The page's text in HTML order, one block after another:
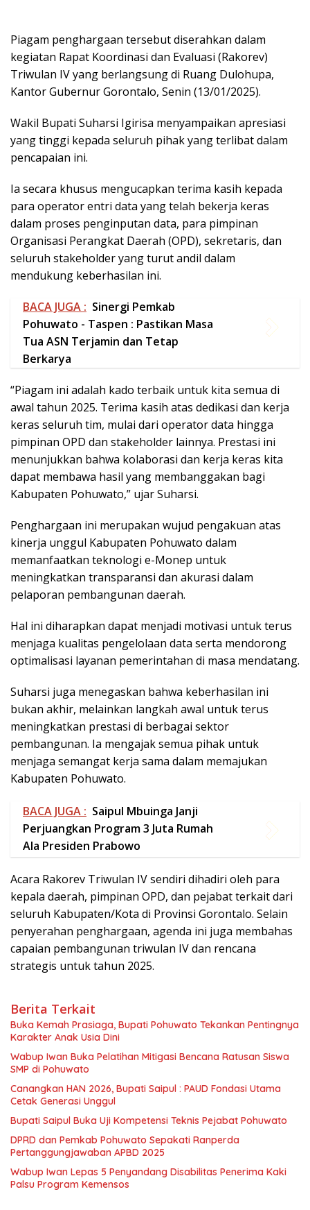
Ia secara khusus mengucapkan terima kasih kepada
para operator entri data yang telah bekerja keras
dalam proses penginputan data, para pimpinan
seluruh stakeholder yang turut andil dalam
mendukung keberhasilan ini.
Pohuwato - Taspen : Pastikan Masa
Tua ASN Terjamin dan Tetap
Berkarya
“Piagam ini adalah kado terbaik untuk kita semua di
awal tahun 2025. Terima kasih atas dedikasi dan kerja
pimpinan OPD dan stakeholder lainnya. Prestasi ini
menunjukkan bahwa kolaborasi dan kerja keras kita
dapat membawa hasil yang membanggakan bagi
Kabupaten Pohuwato,” ujar Suharsi.
Penghargaan ini merupakan wujud pengakuan atas
kinerja unggul Kabupaten Pohuwato dalam
memanfaatkan teknologi e-Monep untuk
meningkatkan transparansi dan akurasi dalam
pelaporan pembangunan daerah.
Hal ini diharapkan dapat menjadi motivasi untuk terus
optimalisasi layanan pemerintahan di masa mendatang.
Suharsi juga menegaskan bahwa keberhasilan ini
bukan akhir, melainkan langkah awal untuk terus
meningkatkan prestasi di berbagai sektor
menjaga semangat kerja sama dalam memajukan
Kabupaten Pohuwato.
Perjuangkan Program 3 Juta Rumah
Ala Presiden Prabowo
Acara Rakorev Triwulan IV sendiri dihadiri oleh para
kepala daerah, pimpinan OPD, dan pejabat terkait dari
seluruh Kabupaten/Kota di Provinsi Gorontalo. Selain
capaian pembangunan triwulan IV dan rencana
strategis untuk tahun 2025.
Berita Terkait
Buka Kemah Prasiaga, Bupati Pohuwato Tekankan Pentingnya
Karakter Anak Usia Dini
Wabup Iwan Buka Pelatihan Mitigasi Bencana Ratusan Siswa
SMP di Pohuwato
Canangkan HAN 2026, Bupati Saipul : PAUD Fondasi Utama
Cetak Generasi Unggul
DPRD dan Pemkab Pohuwato Sepakati Ranperda
Pertanggungjawaban APBD 2025
Wabup Iwan Lepas 5 Penyandang Disabilitas Penerima Kaki
Palsu Program Kemensos
Bagikan ini:
X
Facebook
Telegram
WhatsApp